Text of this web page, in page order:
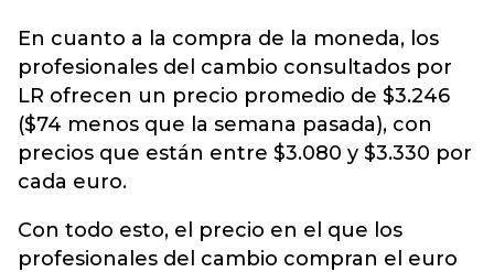
En cuanto a la compra de la moneda, los
profesionales del cambio consultados por
LR ofrecen un precio promedio de $3.246
($74 menos que la semana pasada), con
precios que están entre $3.080 y $3.330 por
cada euro.
Con todo esto, el precio en el que los
profesionales del cambio compran el euro